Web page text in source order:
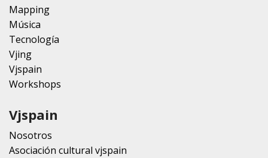
Mapping
Música
Tecnología
Vjing
Vjspain
Workshops
Vjspain
Nosotros
Asociación cultural vjspain